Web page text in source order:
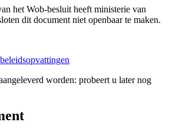
het Wob-besluit heeft ministerie van
dit document niet openbaar te maken.
worden: probeert u later nog